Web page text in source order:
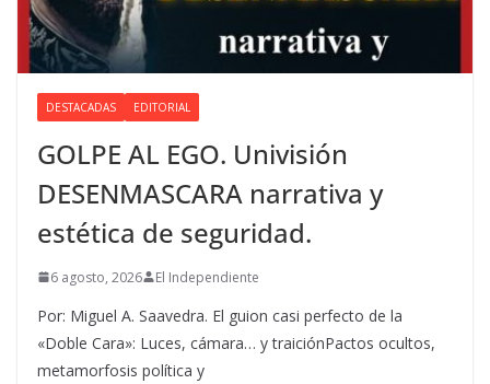
DESTACADAS EDITORIAL
GOLPE AL EGO. Univisión
DESENMASCARA narrativa y
estética de seguridad.
6 agosto, 2026 El Independiente
Por: Miguel A. Saavedra. El guion casi perfecto de la
«Doble Cara»: Luces, cámara… y traiciónPactos ocultos,
metamorfosis política y